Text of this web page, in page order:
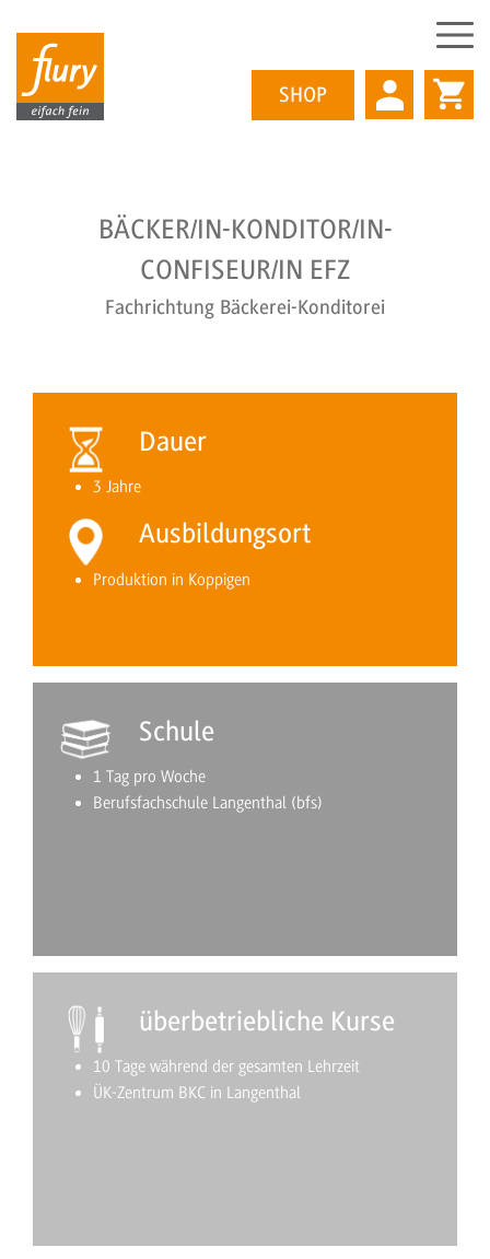
zum
SHOP
BÄCKER/IN-KONDITOR/IN-
CONFISEUR/IN EFZ
Fachrichtung Bäckerei-Konditorei
Dauer
3 Jahre
Ausbildungsort
Produktion in Koppigen
Schule
1 Tag pro Woche
Berufsfachschule Langenthal (bfs)
überbetriebliche Kurse
10 Tage während der gesamten Lehrzeit
ÜK-Zentrum BKC in Langenthal